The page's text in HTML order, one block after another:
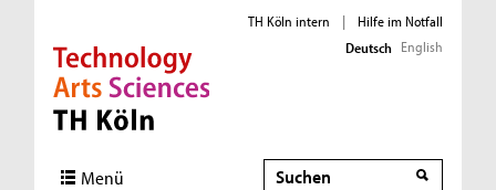
Direkt zur Hauptnavigation
Direkt zur Subnavigation
Direkt zum Inhalt
Direkt zum Fußbereich
TH Köln intern |
Hilfe im Notfall
Deutsch English
Menü Suche